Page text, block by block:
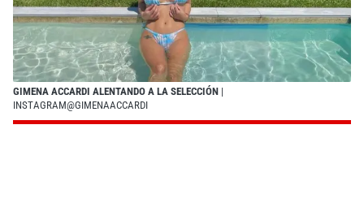
GIMENA ACCARDI ALENTANDO A LA SELECCIÓN |
INSTAGRAM@GIMENAACCARDI